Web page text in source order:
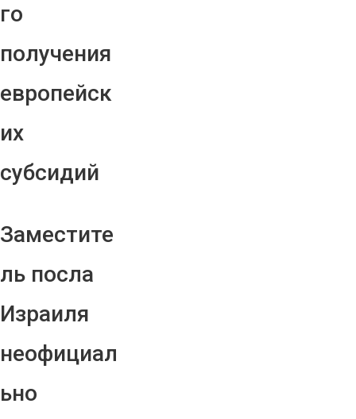
го
получения
европейск
их
субсидий
Заместите
ль посла
Израиля
неофициал
ьно